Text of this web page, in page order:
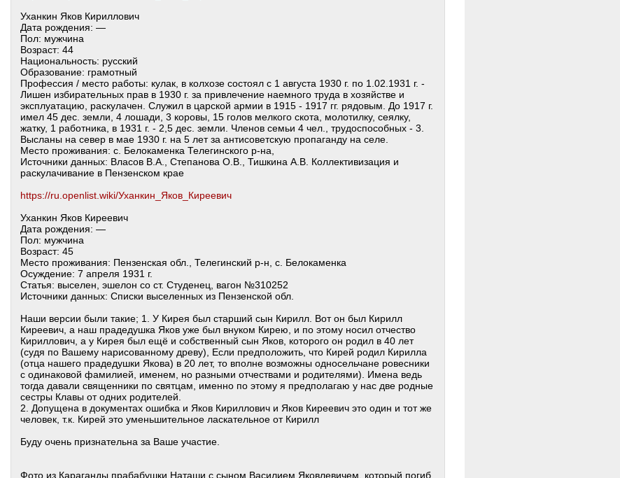
Уханкин Яков Кириллович
Дата рождения: —
Пол: мужчина
Возраст: 44
Национальность: русский
Образование: грамотный
Профессия / место работы: кулак, в колхозе состоял с 1 августа 1930 г. по 1.02.1931 г. -
Лишен избирательных прав в 1930 г. за привлечение наемного труда в хозяйстве и
эксплуатацию, раскулачен. Служил в царской армии в 1915 - 1917 гг. рядовым. До 1917 г.
имел 45 дес. земли, 4 лошади, 3 коровы, 15 голов мелкого скота, молотилку, сеялку,
жатку, 1 работника, в 1931 г. - 2,5 дес. земли. Членов семьи 4 чел., трудоспособных - 3.
Высланы на север в мае 1930 г. на 5 лет за антисоветскую пропаганду на селе.
Место проживания: с. Белокаменка Телегинского р-на,
Источники данных: Власов В.А., Степанова О.В., Тишкина А.В. Коллективизация и
раскулачивание в Пензенском крае
https://ru.openlist.wiki/Уханкин_Яков_Киреевич
Уханкин Яков Киреевич
Дата рождения: —
Пол: мужчина
Возраст: 45
Место проживания: Пензенская обл., Телегинский р-н, с. Белокаменка
Осуждение: 7 апреля 1931 г.
Статья: выселен, эшелон со ст. Студенец, вагон №310252
Источники данных: Списки выселенных из Пензенской обл.
Наши версии были такие; 1. У Кирея был старший сын Кирилл. Вот он был Кирилл
Киреевич, а наш прадедушка Яков уже был внуком Кирею, и по этому носил отчество
Кириллович, а у Кирея был ещё и собственный сын Яков, которого он родил в 40 лет
(судя по Вашему нарисованному древу), Если предположить, что Кирей родил Кирилла
(отца нашего прадедушки Якова) в 20 лет, то вполне возможны односельчане ровесники
с одинаковой фамилией, именем, но разными отчествами и родителями). Имена ведь
тогда давали священники по святцам, именно по этому я предполагаю у нас две родные
сестры Клавы от одних родителей.
2. Допущена в документах ошибка и Яков Кириллович и Яков Киреевич это один и тот же
человек, т.к. Кирей это уменьшительное ласкательное от Кирилл
Буду очень признательна за Ваше участие.
Фото из Караганды прабабушки Наташи с сыном Василием Яковлевичем, который погиб